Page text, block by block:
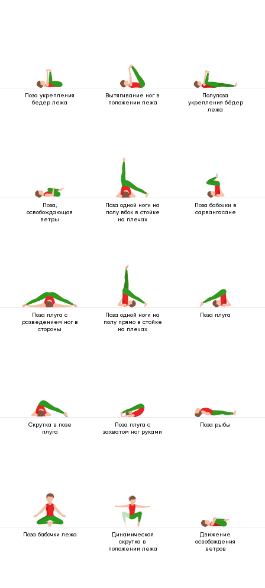
Поза укрепления
бедер лежа
Вытягивание ног в
положении лежа
Полупоза
укрепления бёдер
лежа
Поза,
освобождающая
ветры
Поза одной ноги на
полу вбок в стойке
на плечах
Поза бабочки в
сарвангасане
Поза плуга с
разведением ног в
стороны
Поза одной ноги на
полу прямо в стойке
на плечах
Поза плуга
Скрутка в позе
плуга
Поза плуга с
захватом ног руками
Поза рыбы
Поза бабочки лежа
Динамическая
скрутка в
положении лежа
Движение
освобождения
ветров